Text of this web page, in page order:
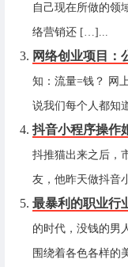
自己现在所做的领
络营销还 […]...
网络创业项目：
知：流量=钱？ 网
说我们每个人都知
抖音小程序操作
抖推猫出来之后，
友，他昨天做抖音
最暴利的职业行
的时代，没钱的男
围绕着各色各样的